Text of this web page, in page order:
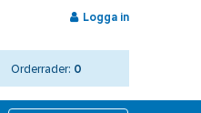
Logga in
Orderrader: 0